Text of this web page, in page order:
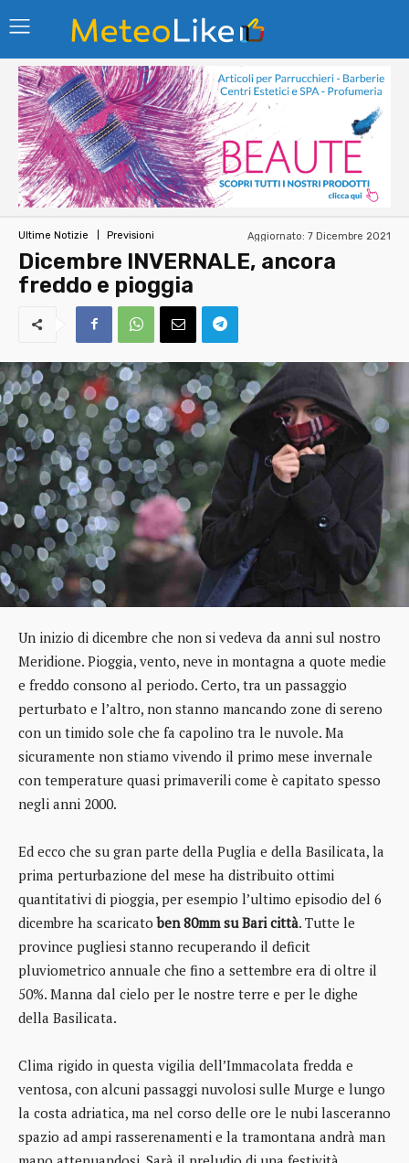
Ultime Notizie Previsioni Aggiornato: 7 Dicembre 2021
Dicembre INVERNALE, ancora
freddo e pioggia
Un inizio di dicembre che non si vedeva da anni sul nostro
Meridione. Pioggia, vento, neve in montagna a quote medie
e freddo consono al periodo. Certo, tra un passaggio
perturbato e l’altro, non stanno mancando zone di sereno
con un timido sole che fa capolino tra le nuvole. Ma
sicuramente non stiamo vivendo il primo mese invernale
con temperature quasi primaverili come è capitato spesso
negli anni 2000.
Ed ecco che su gran parte della Puglia e della Basilicata, la
prima perturbazione del mese ha distribuito ottimi
quantitativi di pioggia, per esempio l’ultimo episodio del 6
dicembre ha scaricatoben 80mm su Bari città. Tutte le
province pugliesi stanno recuperando il deficit
pluviometrico annuale che fino a settembre era di oltre il
50%. Manna dal cielo per le nostre terre e per le dighe
della Basilicata.
Clima rigido in questa vigilia dell’Immacolata fredda e
ventosa, con alcuni passaggi nuvolosi sulle Murge e lungo
la costa adriatica, ma nel corso delle ore le nubi lasceranno
spazio ad ampi rasserenamenti e la tramontana andrà man